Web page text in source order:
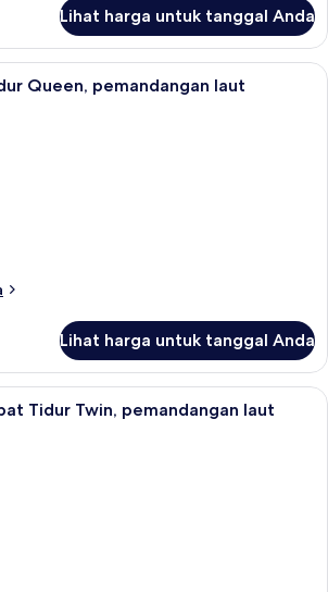
Lihat harga untuk tanggal Anda
Kamar, 1 Tempat Tidur Queen,
Queen, pemandangan laut
Lihat harga untuk tanggal Anda
Kamar Twin, 2 Tempat Tidur Twin,
Tidur Twin, pemandangan laut